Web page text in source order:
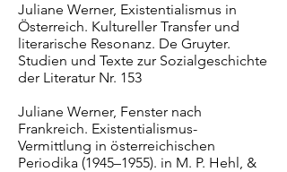
Juliane Werner, Existentialismus in
Österreich. Kultureller Transfer und
literarische Resonanz. De Gruyter.
Studien und Texte zur Sozialgeschichte
der Literatur Nr. 153
Juliane Werner, Fenster nach
Frankreich. Existentialismus-
Vermittlung in österreichischen
Periodika (1945–1955). in M. P. Hehl, &